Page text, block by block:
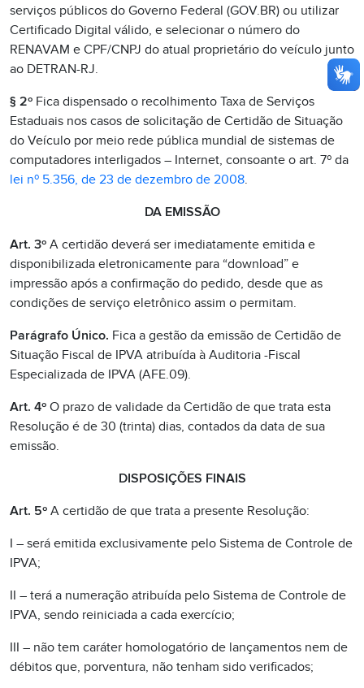
serviços públicos do Governo Federal (GOV.BR) ou utilizar
Certificado Digital válido, e selecionar o número do
RENAVAM e CPF/CNPJ do atual proprietário do veículo junto
ao DETRAN-RJ.
§ 2º Fica dispensado o recolhimento Taxa de Serviços
Estaduais nos casos de solicitação de Certidão de Situação
do Veículo por meio rede pública mundial de sistemas de
computadores interligados – Internet, consoante o art. 7º da
lei nº 5.356, de 23 de dezembro de 2008.
DA EMISSÃO
Art. 3º A certidão deverá ser imediatamente emitida e
disponibilizada eletronicamente para “download” e
impressão após a confirmação do pedido, desde que as
condições de serviço eletrônico assim o permitam.
Parágrafo Único. Fica a gestão da emissão de Certidão de
Situação Fiscal de IPVA atribuída à Auditoria -Fiscal
Especializada de IPVA (AFE.09).
Art. 4º O prazo de validade da Certidão de que trata esta
Resolução é de 30 (trinta) dias, contados da data de sua
emissão.
DISPOSIÇÕES FINAIS
Art. 5º A certidão de que trata a presente Resolução:
I – será emitida exclusivamente pelo Sistema de Controle de
IPVA;
II – terá a numeração atribuída pelo Sistema de Controle de
IPVA, sendo reiniciada a cada exercício;
III – não tem caráter homologatório de lançamentos nem de
débitos que, porventura, não tenham sido verificados;